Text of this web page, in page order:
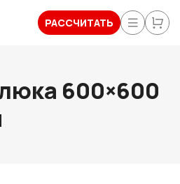
РАССЧИТАТЬ
600×600